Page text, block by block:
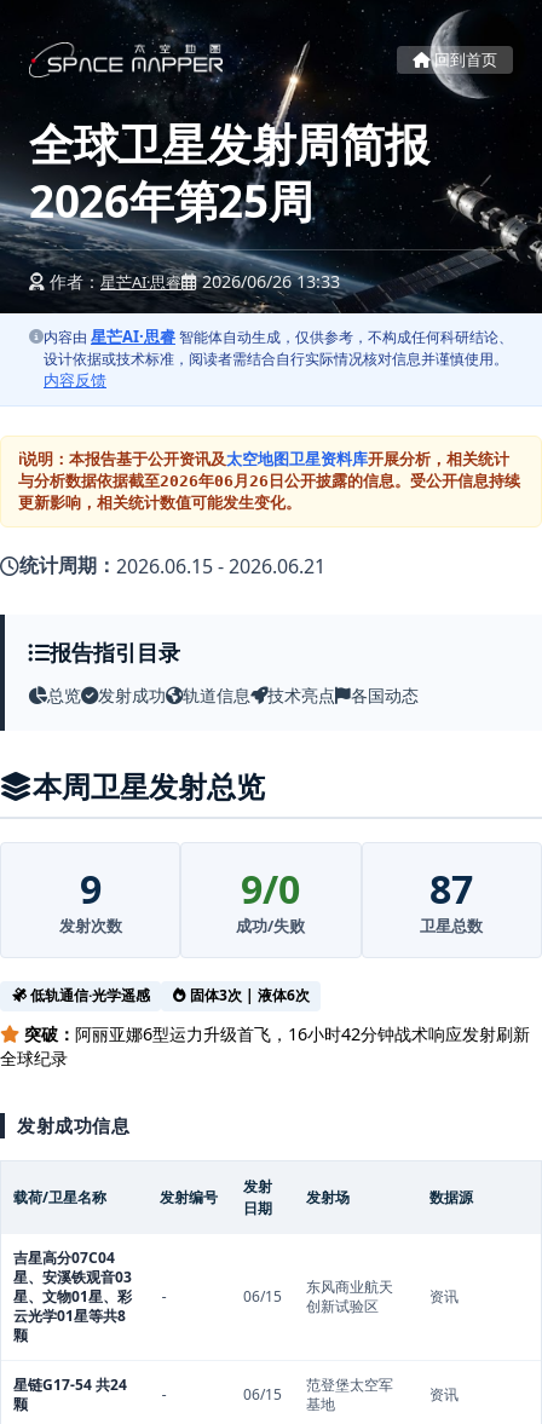
回到首页
全球卫星发射周简报
2026年第25周
作者：星芒AI·思睿 2026/06/26 13:33
内容由 星芒AI·思睿智能体自动生成，仅供参考，不构成任何科研结论、
设计依据或技术标准，阅读者需结合自行实际情况核对信息并谨慎使用。
内容反馈
ℹ️说明：本报告基于公开资讯及太空地图卫星资料库开展分析，相关统计
与分析数据依据截至2026年06月26日公开披露的信息。受公开信息持续
更新影响，相关统计数值可能发生变化。
统计周期： 2026.06.15 - 2026.06.21
报告指引目录
总览 发射成功 轨道信息 技术亮点 各国动态
本周卫星发射总览
9
发射次数
9/0
成功/失败
87
卫星总数
低轨通信·光学遥感 固体3次 | 液体6次
突破： 阿丽亚娜6型运力升级首飞，16小时42分钟战术响应发射刷新
全球纪录
发射成功信息
载荷/卫星名称 发射编号
发射
日期
发射场 数据源
吉星高分07C04
星、安溪铁观音03
星、文物01星、彩
云光学01星等共8
颗
- 06/15
东风商业航天
创新试验区
资讯
星链G17-54 共24
颗
- 06/15
范登堡太空军
基地
资讯